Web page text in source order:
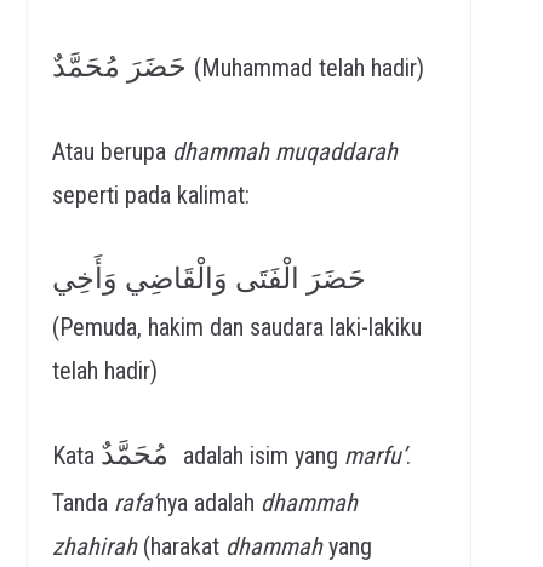
(Muhammad telah hadir)
Atau berupa dhammah muqaddarah
seperti pada kalimat:
حَضَرَ الْفَتَى وَالْقَاضِي وَأَخِي
(Pemuda, hakim dan saudara laki-lakiku
telah hadir)
Kata adalah isim yang marfu’.
Tanda rafa’nya adalah dhammah
zhahirah(harakat dhammahyang